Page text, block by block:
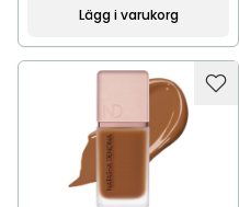
Lägg i varukorg